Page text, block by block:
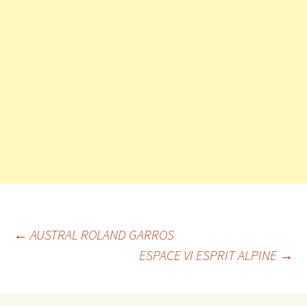
Navigation
← AUSTRAL ROLAND GARROS
ESPACE VI ESPRIT ALPINE →